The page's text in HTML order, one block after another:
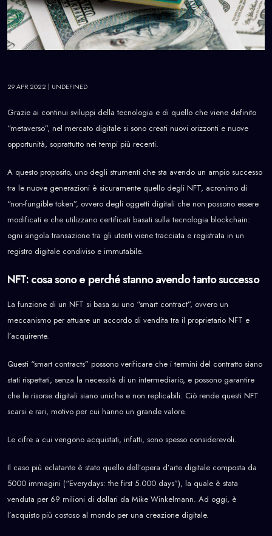
29 APR 2022 | UNDEFINED
Grazie ai continui sviluppi della tecnologia e di quello che viene definito
“metaverso”, nel mercato digitale si sono creati nuovi orizzonti e nuove
opportunità, soprattutto nei tempi più recenti.
A questo proposito, uno degli strumenti che sta avendo un ampio successo
tra le nuove generazioni è sicuramente quello degli NFT, acronimo di
“non-fungible token”, ovvero degli oggetti digitali che non possono essere
modificati e che utilizzano certificati basati sulla tecnologia blockchain:
ogni singola transazione tra gli utenti viene tracciata e registrata in un
registro digitale condiviso e immutabile.
NFT: cosa sono e perché stanno avendo tanto successo
La funzione di un NFT si basa su uno “smart contract”, ovvero un
meccanismo per attuare un accordo di vendita tra il proprietario NFT e
l’acquirente.
Questi “smart contracts” possono verificare che i termini del contratto siano
stati rispettati, senza la necessità di un intermediario, e possono garantire
che le risorse digitali siano uniche e non replicabili. Ciò rende questi NFT
scarsi e rari, motivo per cui hanno un grande valore.
Le cifre a cui vengono acquistati, infatti, sono spesso considerevoli.
Il caso più eclatante è stato quello dell’opera d’arte digitale composta da
5000 immagini (“Everydays: the first 5.000 days”), la quale è stata
venduta per 69 milioni di dollari da Mike Winkelmann. Ad oggi, è
l’acquisto più costoso al mondo per una creazione digitale.